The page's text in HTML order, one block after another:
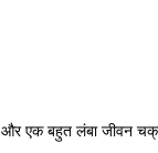
एक बहुत लंबा जीवन